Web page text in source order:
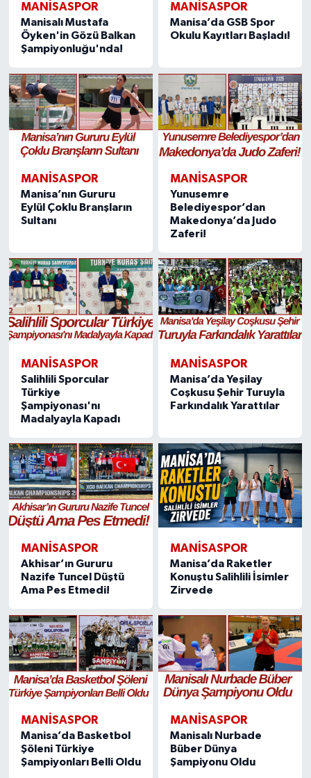
MANISASPOR
Manisalı Mustafa
Öyken'in Gözü Balkan
Şampiyonluğu'nda!
MANISASPOR
Manisa’da GSB Spor
Okulu Kayıtları Başladı!
MANISASPOR
Manisa’nın Gururu
Eylül Çoklu Branşların
Sultanı
MANISASPOR
Yunusemre
Belediyespor’dan
Makedonya’da Judo
Zaferi!
MANISASPOR
Salihlili Sporcular
Türkiye
Şampiyonası'nı
Madalyayla Kapadı
MANISASPOR
Manisa’da Yeşilay
Coşkusu Şehir Turuyla
Farkındalık Yarattılar
MANISASPOR
Akhisar’ın Gururu
Nazife Tuncel Düştü
Ama Pes Etmedi!
MANISASPOR
Manisa’da Raketler
Konuştu Salihlili İsimler
Zirvede
MANISASPOR
Manisa’da Basketbol
Şöleni Türkiye
Şampiyonları Belli Oldu
MANISASPOR
Manisalı Nurbade
Büber Dünya
Şampiyonu Oldu